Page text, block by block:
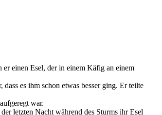
er einen Esel, der in einem Käfig an einem
es ihm schon etwas besser ging. Er teilte
war.
letzten Nacht während des Sturms ihr Esel